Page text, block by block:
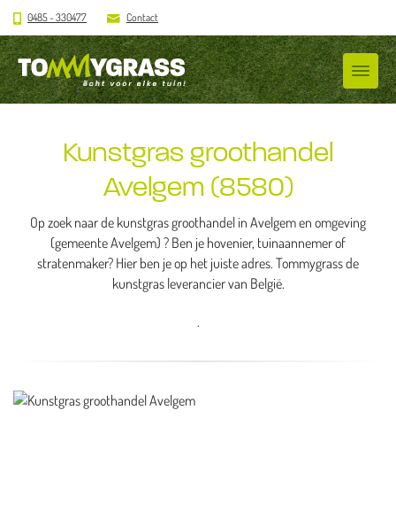
0485 - 330477 Contact
Kunstgras groothandel
Avelgem (8580)
Op zoek naar de kunstgras groothandel in Avelgem en omgeving
(gemeente Avelgem) ? Ben je hovenier, tuinaannemer of
stratenmaker? Hier ben je op het juiste adres. Tommygrass de
kunstgras leverancier van België.
.